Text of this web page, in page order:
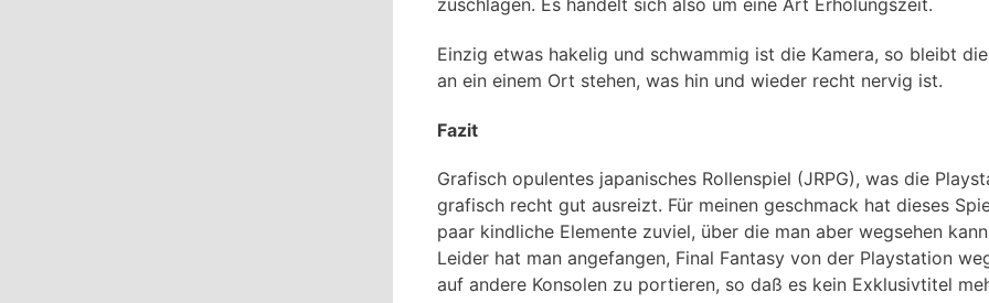
zuschlagen. Es handelt sich also um eine Art Erholungszeit.
Einzig etwas hakelig und schwammig ist die Kamera, so bleibt
an ein einem Ort stehen, was hin und wieder recht nervig ist.
Fazit
Grafisch opulentes japanisches Rollenspiel (JRPG), was die
grafisch recht gut ausreizt. Für meinen geschmack hat dieses
paar kindliche Elemente zuviel, über die man aber wegsehen
Leider hat man angefangen, Final Fantasy von der Playstation
auf andere Konsolen zu portieren, so daß es kein Exklusivtitel